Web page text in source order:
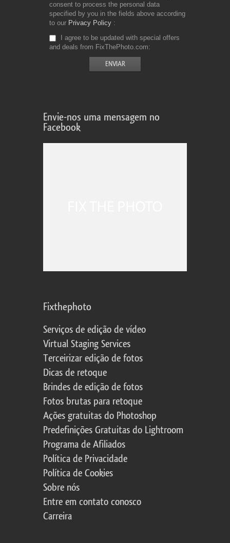
consent to process the personal data
specified by you in the fields above according
to our Privacy Policy
I agree to be updated with special offers
and deals from FixThePhoto.com
Envie-nos uma mensagem no
Facebook
Fixthephoto
Serviços de edição de vídeo
Virtual Staging Services
Terceirizar edição de fotos
Dicas de retoque
Brindes de edição de fotos
Fotos brutas para retoque
Ações gratuitas do Photoshop
Predefinições Gratuitas do Lightroom
Programa de Afiliados
Política de Privacidade
Política de Cookies
Sobre nós
Entre em contato conosco
Carreira